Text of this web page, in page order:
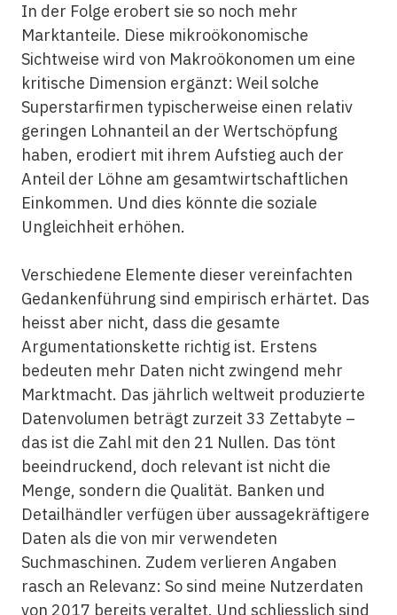
In der Folge erobert sie so noch mehr
Marktanteile. Diese mikroökonomische
Sichtweise wird von Makroökonomen um eine
kritische Dimension ergänzt: Weil solche
Superstarfirmen typischerweise einen relativ
geringen Lohnanteil an der Wertschöpfung
haben, erodiert mit ihrem Aufstieg auch der
Anteil der Löhne am gesamtwirtschaftlichen
Einkommen. Und dies könnte die soziale
Ungleichheit erhöhen.
Verschiedene Elemente dieser vereinfachten
Gedankenführung sind empirisch erhärtet. Das
heisst aber nicht, dass die gesamte
Argumentationskette richtig ist. Erstens
bedeuten mehr Daten nicht zwingend mehr
Marktmacht. Das jährlich weltweit produzierte
Datenvolumen beträgt zurzeit 33 Zettabyte –
das ist die Zahl mit den 21 Nullen. Das tönt
beeindruckend, doch relevant ist nicht die
Menge, sondern die Qualität. Banken und
Detailhändler verfügen über aussagekräftigere
Daten als die von mir verwendeten
Suchmaschinen. Zudem verlieren Angaben
rasch an Relevanz: So sind meine Nutzerdaten
von 2017 bereits veraltet. Und schliesslich sind